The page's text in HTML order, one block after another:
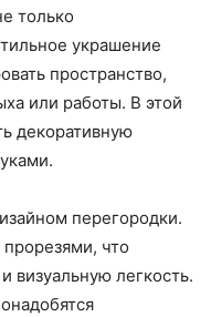
только
украшение
пространство,
или работы. В этой
декоративную
перегородки.
что
визуальную легкость.